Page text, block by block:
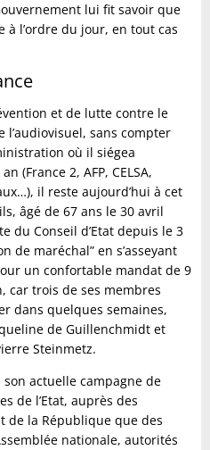
lui fit savoir que
à l’ordre du jour, en tout cas
et de lutte contre le
l’audiovisuel, sans compter
où il siégea
(France 2, AFP, CELSA,
il reste aujourd’hui à cet
âgé de 67 ans le 30 avril
du Conseil d’Etat depuis le 3
de maréchal” en s’asseyant
un confortable mandat de 9
car trois de ses membres
dans quelques semaines,
de Guillenchmidt et
Steinmetz.
actuelle campagne de
de l’Etat, auprès des
de la République que des
nationale, autorités